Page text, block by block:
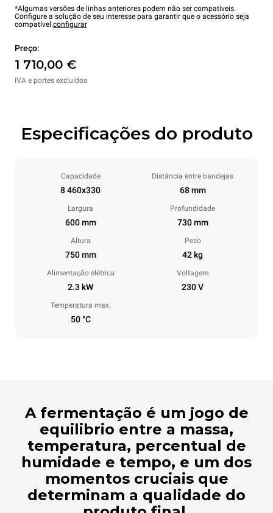
*Algumas versões de linhas anteriores podem não ser compatíveis.
Configure a solução de seu interesse para garantir que o acessório seja
compatível.configurar
Preço:
1 710,00 €
IVA e portes excluídos
Especificações do produto
Capacidade
8 460x330
Distância entre bandejas
68 mm
Largura
600 mm
Profundidade
730 mm
Altura
750 mm
Peso
42 kg
Alimentação elétrica
2.3 kW
Voltagem
230 V
Temperatura max.
50 °C
A fermentação é um jogo de
equilibrio entre a massa,
temperatura, percentual de
humidade e tempo, e um dos
momentos cruciais que
determinam a qualidade do